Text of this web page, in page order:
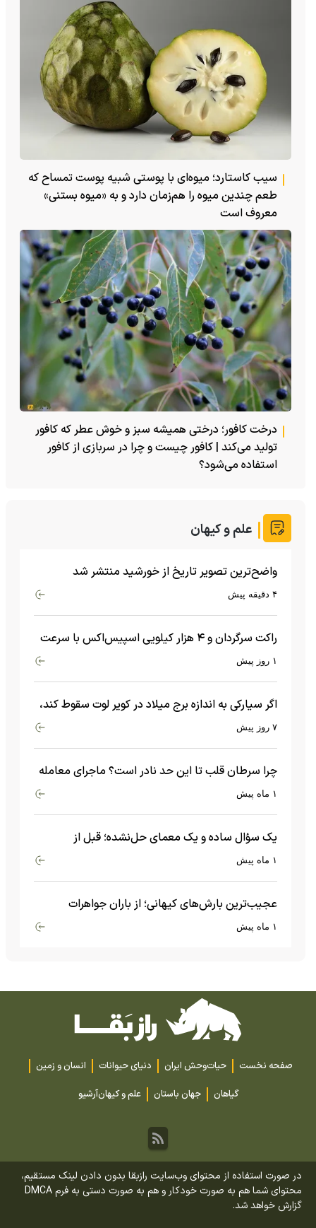
سیب کاستارد؛ میوه‌ای با پوستی شبیه پوست تمساح که
طعم چندین میوه را هم‌زمان دارد و به «میوه بستنی»
معروف است
درخت کافور؛ درختی همیشه سبز و خوش عطر که کافور
تولید می‌کند | کافور چیست و چرا در سربازی از کافور
استفاده می‌شود؟
علم و کیهان
واضح‌ترین تصویر تاریخ از خورشید منتشر شد
۴ دقیقه پیش
راکت سرگردان و ۴ هزار کیلویی اسپیس‌اکس با سرعت
هشت هزار و ۶۹۰ کیلومتر در ساعت به ماه برخورد کرد۱ روز پیش
اگر سیارکی به اندازه برج میلاد در کویر لوت سقوط کند،
چه اتفاقی می‌افتد؟
۷ روز پیش
چرا سرطان قلب تا این حد نادر است؟ ماجرای معامله
عجیبی که در بدن اتفاق می‌افتد!۱ ماه پیش
یک سؤال ساده و یک معمای حل‌نشده؛ قبل از
بیگ‌بنگ و آغاز جهان چه چیزی وجود داشت؟۱ ماه پیش
عجیب‌ترین بارش‌های کیهانی؛ از باران جواهرات
گران‌قیمت تا بارش آهن و شیشه۱ ماه پیش
صفحه نخست حیات‌وحش ایران دنیای حیوانات
انسان و زمین
گیاهان
جهان باستان علم و کیهانآرشیو
در صورت استفاده از محتوای وب‌سایت رازبقا بدون دادن لینک مستقیم،
محتوای شما هم به صورت خودکار و هم به صورت دستی به فرم DMCA
گزارش خواهد شد.